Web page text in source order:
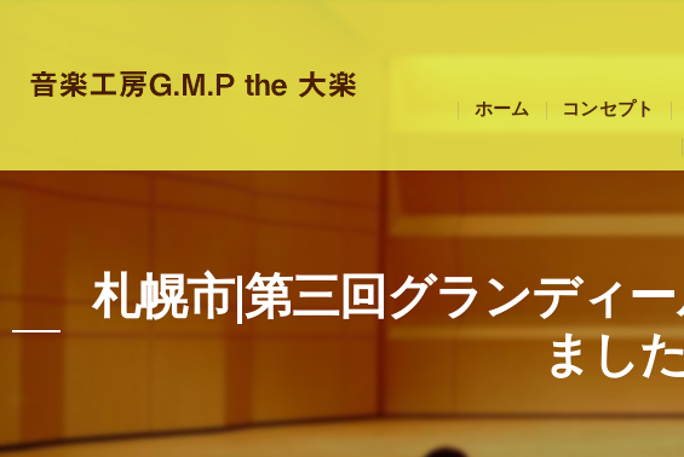
ホーム コンセプト
札幌市のピア
札幌市のピア
札幌市のピア
札幌市|第三回グランディ
まし